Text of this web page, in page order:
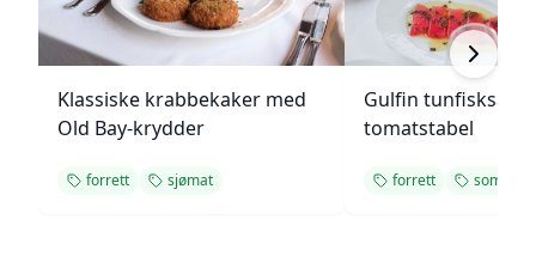
Klassiske krabbekaker med
Old Bay-krydder
forrett sjømat
Gulfin tunfisksalat
tomatstabel
forrett sommer